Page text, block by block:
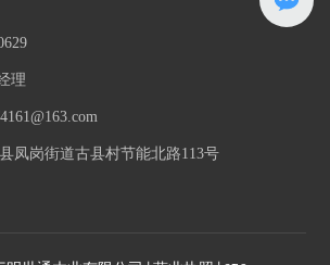
理
凤岗街道古县村节能北路113号